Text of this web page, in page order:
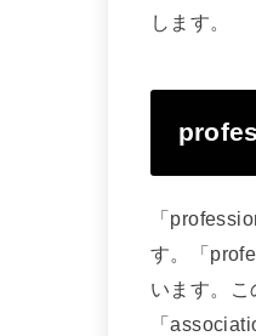
します。
「
す。「
います。こ
「